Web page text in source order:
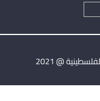
@ 2021